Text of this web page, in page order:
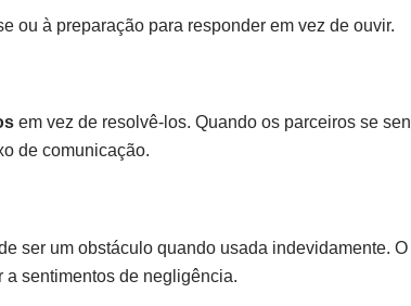
ou à preparação para responder em vez de ouvir.
em vez de resolvê-los. Quando os parceiros se
de comunicação.
ser um obstáculo quando usada indevidamente.
sentimentos de negligência.